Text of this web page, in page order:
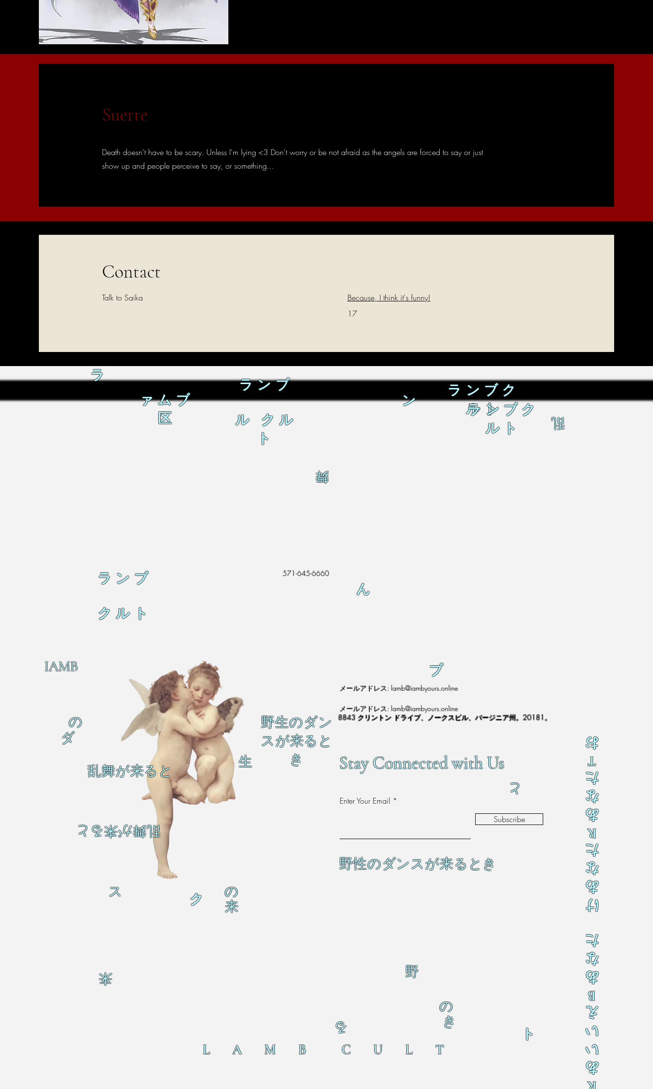
Suerte
Death doesn't have to be scary. Unless I'm lying <3 Don't worry or be not afraid as the angels are forced to say or just
show up and people perceive to say, or something...
Contact
Talk to Saika
Because, I think it's funny!
17
ラ
ァムブ
区
ランブ
ル クル
ト
舞
ン
ランブク
ルト
ランブク
ルト
乱
IAMB
乱舞が来ると
乱舞が来ると
ク
生
の
ダ
ス
の
来
来
ブ
メールアドレス: lamb@iambyours.online
メールアドレス: lamb@iambyours.online
野生のダン
スが来ると
き
8843 クリントン ドライブ、ノークスビル、バージニア州。20181。
Stay Connected with Us
Enter Your Email
と
Subscribe
野性のダンスが来るとき
あ
い
い
え
B
あ
な
た
け
あ
な
た
R
あ
な
た
T
お
る
野
の
き
ト
L A M B C U L T
ランブ
クルト
ん
571-645-6660